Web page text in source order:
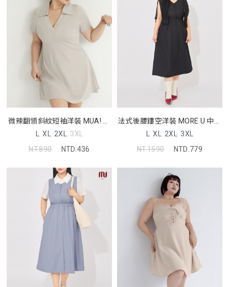
微辣翻領斜紋短袖洋裝 MUA! 中
大尺碼洋裝
L XL 2XL 3XL
NT.890
NTD.436
法式後腰鏤空洋裝 MORE U 中大
尺碼洋裝
L XL 2XL 3XL
NT.1590
NTD.779